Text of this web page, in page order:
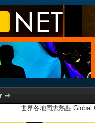
世界各地同志熱點